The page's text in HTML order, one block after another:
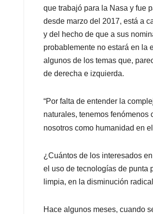
que trabajó para la Nasa y fue
desde marzo del 2017, está a
y del hecho de que a sus
probablemente no estará en la
algunos de los temas que,
de derecha e izquierda.
“Por falta de entender la
naturales, tenemos
nosotros como humanidad en
¿Cuántos de los interesados
el uso de tecnologías de punta
limpia, en la disminución
Hace algunos meses, cuando